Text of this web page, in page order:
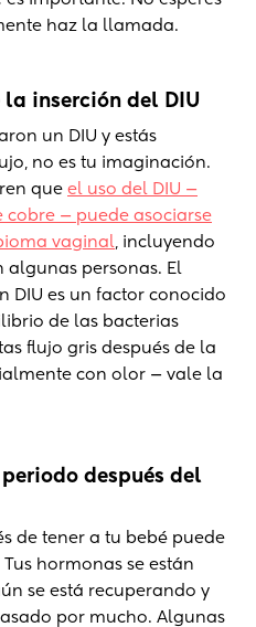
haz la llamada.
la inserción del DIU
un DIU y estás
no es tu imaginación.
que el uso del DIU —
cobre — puede asociarse
vaginal, incluyendo
algunas personas. El
DIU es un factor conocido
de las bacterias
flujo gris después de la
con olor — vale la
después del
de tener a tu bebé puede
hormonas se están
se está recuperando y
por mucho. Algunas